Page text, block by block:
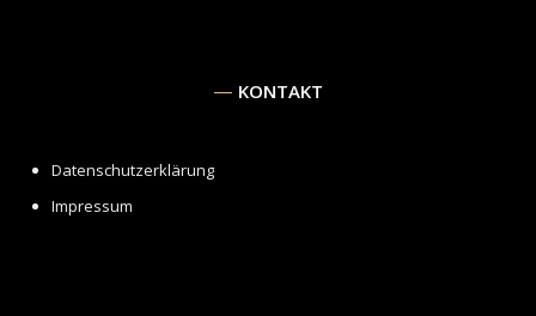
KONTAKT
Datenschutzerklärung
Impressum